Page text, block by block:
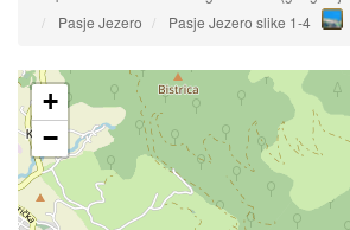
Pasje Jezero
Pasje Jezero slike 1-4
+
−